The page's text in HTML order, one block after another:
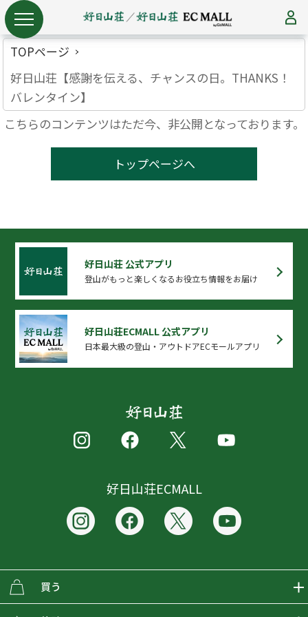
TOPページ
好日山荘【感謝を伝える、チャンスの日。THANKS！
バレンタイン】
こちらのコンテンツはただ今、非公開となっております。
トップページへ
好日山荘 公式アプリ
登山がもっと楽しくなるお役立ち情報をお届け
好日山荘ECMALL 公式アプリ
日本最大級の登山・アウトドアECモールアプリ
好日山荘ECMALL
買う